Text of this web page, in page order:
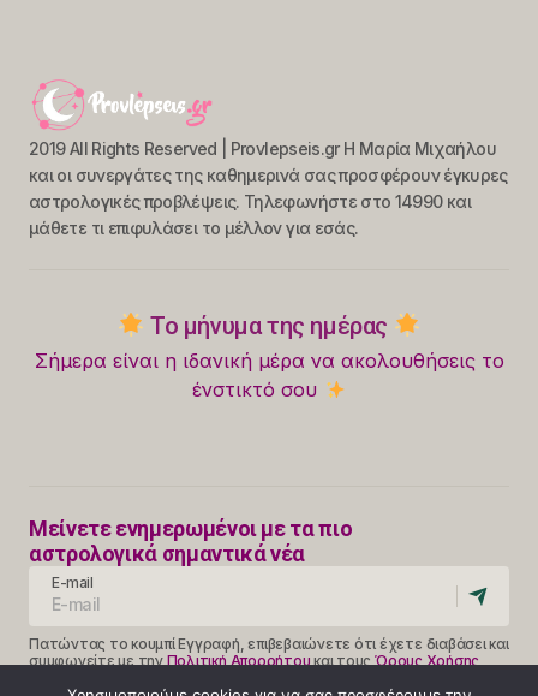
2019 All Rights Reserved | Provlepseis.gr Η Μαρία Μιχαήλου
και οι συνεργάτες της καθημερινά σας προσφέρουν έγκυρες
αστρολογικές προβλέψεις. Τηλεφωνήστε στο 14990 και
μάθετε τι επιφυλάσει το μέλλον για εσάς.
Το μήνυμα της ημέρας
Σήμερα είναι η ιδανική μέρα να ακολουθήσεις το
ένστικτό σου
Μείνετε ενημερωμένοι με τα πιο
αστρολογικά σημαντικά νέα
E-mail
Πατώντας το κουμπί Εγγραφή, επιβεβαιώνετε ότι έχετε διαβάσει και
συμφωνείτε με τηνΠολιτική Απορρήτουκαι τουςΌρους Χρήσης